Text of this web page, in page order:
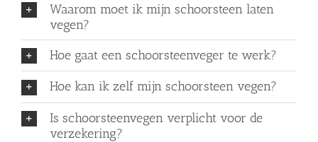
Waarom moet ik mijn schoorsteen laten
vegen?
Hoe gaat een schoorsteenveger te werk?
Hoe kan ik zelf mijn schoorsteen vegen?
Is schoorsteenvegen verplicht voor de
verzekering?